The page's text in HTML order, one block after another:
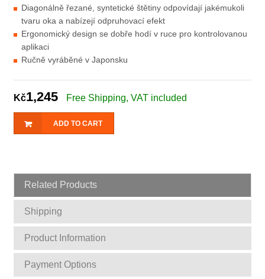
Diagonálně řezané, syntetické štětiny odpovídají jakémukoli
tvaru oka a nabízejí odpruhovací efekt
Ergonomický design se dobře hodí v ruce pro kontrolovanou
aplikaci
Ručně vyráběné v Japonsku
Kč1,245 Free Shipping, VAT included
ADD TO CART
Related Products
Shipping
Product Information
Payment Options